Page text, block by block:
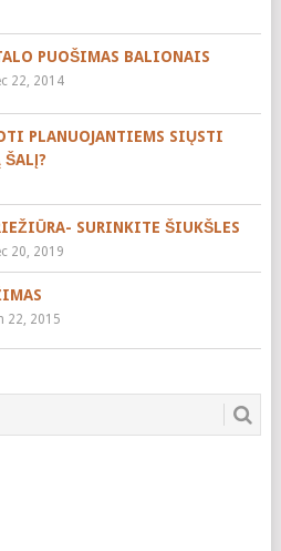
PUOŠIMAS BALIONAIS
22, 2014
PLANUOJANTIEMS SIŲSTI
SURINKITE ŠIUKŠLES
20, 2019
22, 2015